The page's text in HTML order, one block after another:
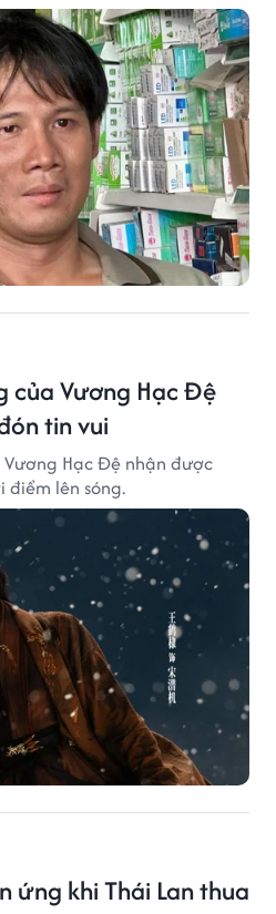
của Vương Hạc Đệ
tin vui
Hạc Đệ nhận được
điểm lên sóng.
ứng khi Thái Lan thua